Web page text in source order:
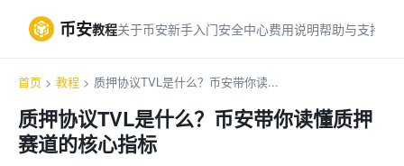
币安教程关于币安新手入门安全中心费用说明帮助与支持
首页 > 教程 > 质押协议TVL是什么？币安带你读...
质押协议TVL是什么？币安带你读懂质押
赛道的核心指标